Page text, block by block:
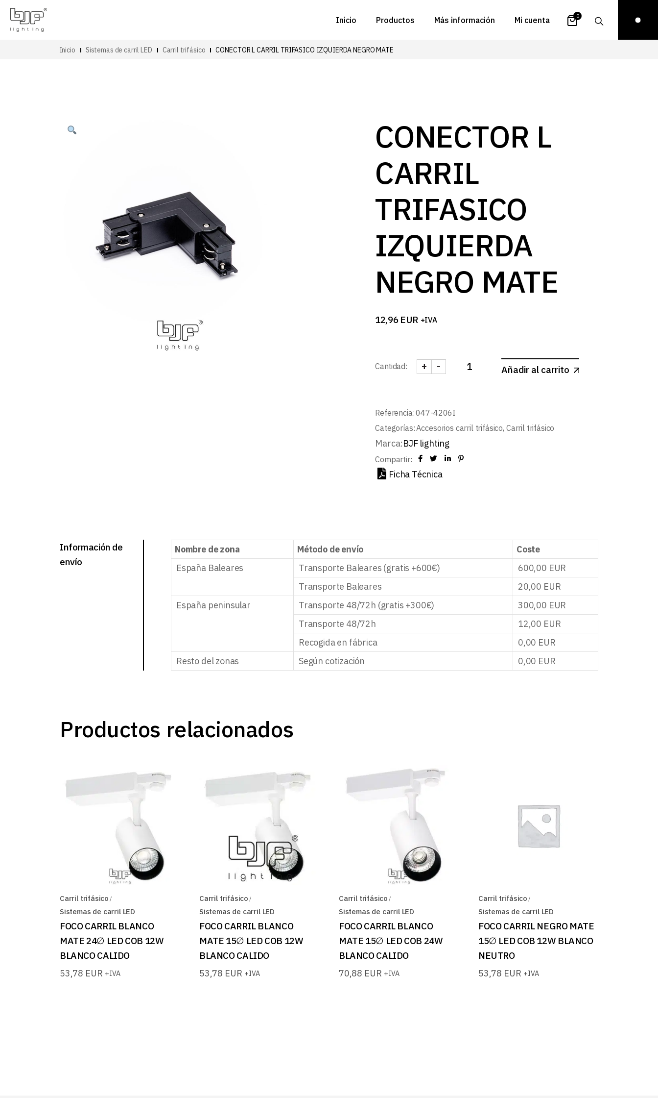
Inicio Productos Más información
FAQs
Proyectos
Zona de inspiración
Blog
Mi cuenta
contraseña
0
Inicio Sistemas de carril LED Carril trifásico CONECTOR L CARRIL TRIFASICO IZQUIERDA NEGRO MATE
CONECTOR L
CARRIL
TRIFASICO
IZQUIERDA
NEGRO MATE
12,96 EUR +IVA
Cantidad: CONECTOR L CARRIL TRIFASICO IZQUIERDA NEGRO
-
+ Añadir al carrito
Referencia:047-4206I
Categorías:Accesorios carril trifásico, Carril trifásico
Marca:BJF lighting
Compartir:
Ficha Técnica
Información de
envío
Nombre de zona Método de envío
Coste
España Baleares
Transporte Baleares (gratis +600€) 600,00 EUR
Transporte Baleares
20,00 EUR
España peninsular
Transporte 48/72h (gratis +300€) 300,00 EUR
Transporte 48/72h
12,00 EUR
Recogida en fábrica
0,00 EUR
Resto del zonas
Según cotización 0,00 EUR
Productos relacionados
Carril trifásico
Sistemas de carril LED
FOCO CARRIL BLANCO
MATE 24∅ LED COB 12W
BLANCO CALIDO
53,78 EUR +IVA
Carril trifásico
Sistemas de carril LED
FOCO CARRIL BLANCO
MATE 15∅ LED COB 12W
BLANCO CALIDO
53,78 EUR +IVA
Carril trifásico
Sistemas de carril LED
FOCO CARRIL BLANCO
MATE 15∅ LED COB 24W
BLANCO CALIDO
70,88 EUR +IVA
Carril trifásico
Sistemas de carril LED
FOCO CARRIL NEGRO MATE
15∅ LED COB 12W BLANCO
NEUTRO
53,78 EUR +IVA